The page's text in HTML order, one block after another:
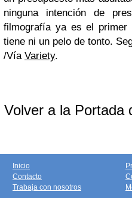
ninguna intención de
filmografía ya es el
tiene ni un pelo de tonto.
/Vía Variety.
Volver a la Portada
Inicio
Contacto
Trabaja con nosotros